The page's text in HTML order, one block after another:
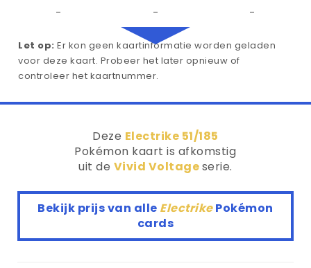
- - -
Let op: Er kon geen kaartinformatie worden geladen
voor deze kaart. Probeer het later opnieuw of
controleer het kaartnummer.
Deze Electrike 51/185
Pokémon kaart is afkomstig
uit de Vivid Voltageserie.
Bekijk prijs van alle ElectrikePokémon
cards